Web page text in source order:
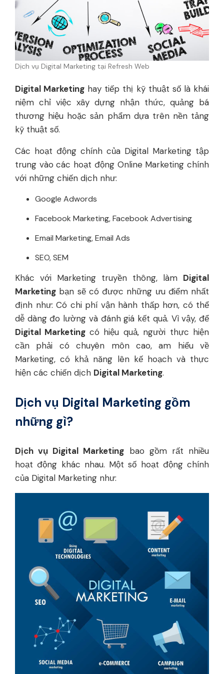
Dịch vụ Digital Marketing tại Refresh Web
Digital Marketing hay tiếp thị kỹ thuật số là khái
niệm chỉ việc xây dựng nhận thức, quảng bá
thương hiệu hoặc sản phẩm dựa trên nền tảng
kỹ thuật số.
Các hoạt động chính của Digital Marketing tập
trung vào các hoạt động Online Marketing chính
với những chiến dịch như:
Google Adwords
Facebook Marketing, Facebook Advertising
Email Marketing, Email Ads
SEO, SEM
Khác với Marketing truyền thông, làm Digital
Marketing bạn sẽ có được những ưu điểm nhất
định như: Có chi phí vận hành thấp hơn, có thể
dễ dàng đo lường và đánh giá kết quả. Vì vậy, để
Digital Marketing có hiệu quả, người thực hiện
cần phải có chuyên môn cao, am hiểu về
Marketing, có khả năng lên kế hoạch và thực
hiện các chiến dịch Digital Marketing.
Dịch vụ Digital Marketing gồm
những gì?
Dịch vụ Digital Marketing bao gồm rất nhiều
hoạt động khác nhau. Một số hoạt động chính
của Digital Marketing như: